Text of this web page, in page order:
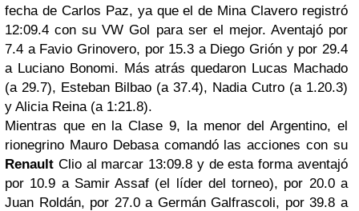
fecha de Carlos Paz, ya que el de Mina Clavero registró
12:09.4 con su VW Gol para ser el mejor. Aventajó por
7.4 a Favio Grinovero, por 15.3 a Diego Grión y por 29.4
a Luciano Bonomi. Más atrás quedaron Lucas Machado
(a 29.7), Esteban Bilbao (a 37.4), Nadia Cutro (a 1.20.3)
y Alicia Reina (a 1:21.8).
Mientras que en la Clase 9, la menor del Argentino, el
rionegrino Mauro Debasa comandó las acciones con su
Renault Clio al marcar 13:09.8 y de esta forma aventajó
por 10.9 a Samir Assaf (el líder del torneo), por 20.0 a
Juan Roldán, por 27.0 a Germán Galfrascoli, por 39.8 a